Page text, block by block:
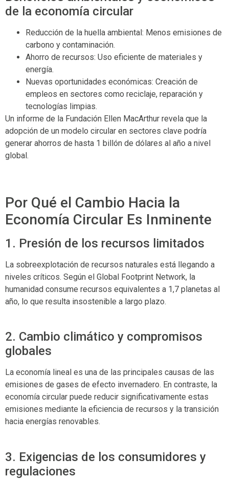
de la economía circular
Reducción de la huella ambiental: Menos emisiones de
carbono y contaminación.
Ahorro de recursos: Uso eficiente de materiales y
energía.
Nuevas oportunidades económicas: Creación de
empleos en sectores como reciclaje, reparación y
tecnologías limpias.
Un informe de la Fundación Ellen MacArthur revela que la
adopción de un modelo circular en sectores clave podría
generar ahorros de hasta 1 billón de dólares al año a nivel
global.
Por Qué el Cambio Hacia la
Economía Circular Es Inminente
1. Presión de los recursos limitados
La sobreexplotación de recursos naturales está llegando a
niveles críticos. Según el Global Footprint Network, la
humanidad consume recursos equivalentes a 1,7 planetas al
año, lo que resulta insostenible a largo plazo.
2. Cambio climático y compromisos
globales
La economía lineal es una de las principales causas de las
emisiones de gases de efecto invernadero. En contraste, la
economía circular puede reducir significativamente estas
emisiones mediante la eficiencia de recursos y la transición
hacia energías renovables.
3. Exigencias de los consumidores y
regulaciones